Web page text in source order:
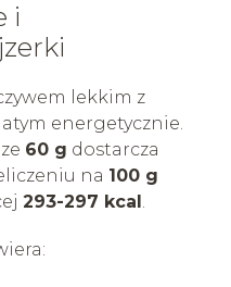
i
lekkim z
energetycznie.
60 g dostarcza
na 100 g
293-297 kcal .